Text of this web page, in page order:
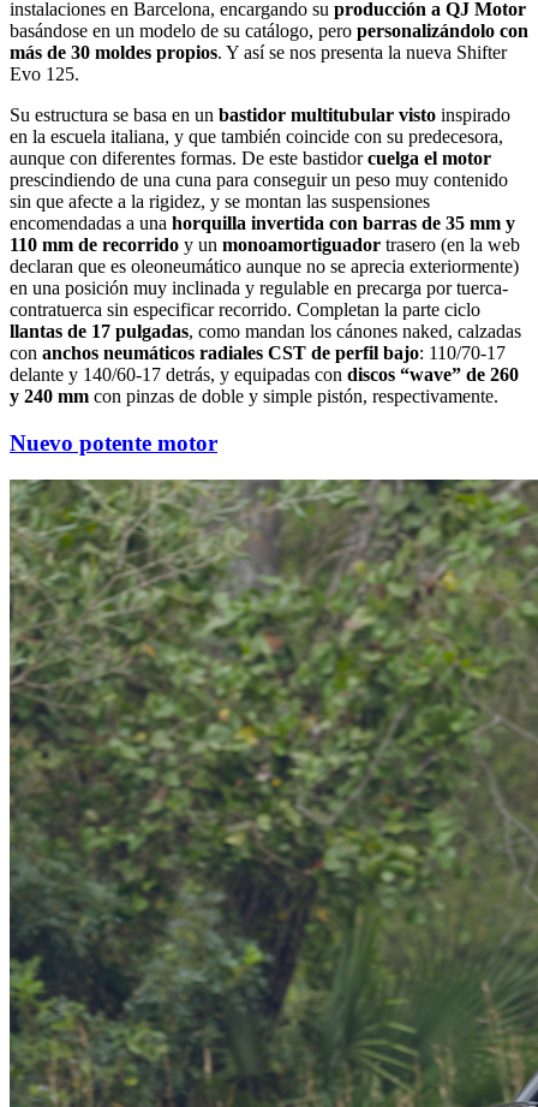
instalaciones en Barcelona, encargando su producción a QJ Motor
basándose en un modelo de su catálogo, pero personalizándolo con
más de 30 moldes propios. Y así se nos presenta la nueva Shifter
Evo 125.
Su estructura se basa en un bastidor multitubular visto inspirado
en la escuela italiana, y que también coincide con su predecesora,
aunque con diferentes formas. De este bastidorcuelga el motor
prescindiendo de una cuna para conseguir un peso muy contenido
sin que afecte a la rigidez, y se montan las suspensiones
encomendadas a una horquilla invertida con barras de 35 mm y
110 mm de recorrido y un monoamortiguador trasero (en la web
declaran que es oleoneumático aunque no se aprecia exteriormente)
en una posición muy inclinada y regulable en precarga por tuerca-
contratuerca sin especificar recorrido. Completan la parte ciclo
llantas de 17 pulgadas, como mandan los cánones naked, calzadas
con anchos neumáticos radiales CST de perfil bajo: 110/70-17
delante y 140/60-17 detrás, y equipadas con discos “wave” de 260
y 240 mm con pinzas de doble y simple pistón, respectivamente.
Nuevo potente motor